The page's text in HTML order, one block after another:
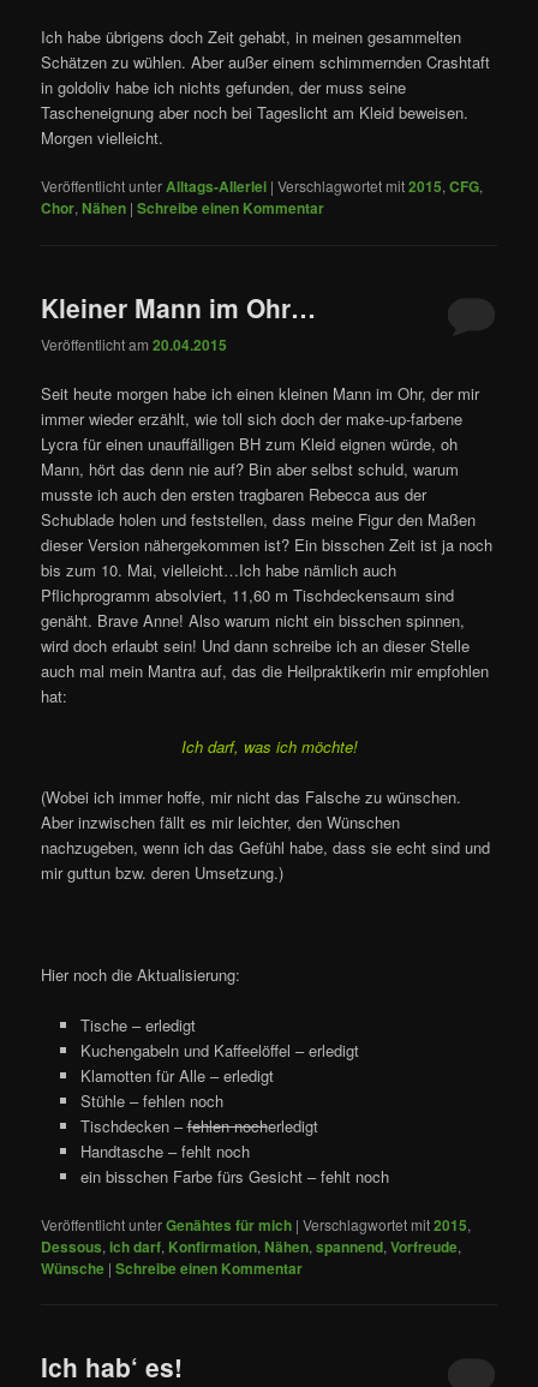
Ich habe übrigens doch Zeit gehabt, in meinen gesammelten
Schätzen zu wühlen. Aber außer einem schimmernden Crashtaft
in goldoliv habe ich nichts gefunden, der muss seine
Tascheneignung aber noch bei Tageslicht am Kleid beweisen.
Morgen vielleicht.
Veröffentlicht unterAlltags-Allerlei |Verschlagwortet mit2015,CFG,
Chor,Nähen |Schreibe einen Kommentar
Kleiner Mann im Ohr…
Veröffentlicht am20.04.2015
Seit heute morgen habe ich einen kleinen Mann im Ohr, der mir
immer wieder erzählt, wie toll sich doch der make-up-farbene
Lycra für einen unauffälligen BH zum Kleid eignen würde, oh
Mann, hört das denn nie auf? Bin aber selbst schuld, warum
musste ich auch den ersten tragbaren Rebecca aus der
Schublade holen und feststellen, dass meine Figur den Maßen
dieser Version nähergekommen ist? Ein bisschen Zeit ist ja noch
bis zum 10. Mai, vielleicht…Ich habe nämlich auch
Pflichprogramm absolviert, 11,60 m Tischdeckensaum sind
genäht. Brave Anne! Also warum nicht ein bisschen spinnen,
wird doch erlaubt sein! Und dann schreibe ich an dieser Stelle
auch mal mein Mantra auf, das die Heilpraktikerin mir empfohlen
hat:
Ich darf, was ich möchte!
(Wobei ich immer hoffe, mir nicht das Falsche zu wünschen.
Aber inzwischen fällt es mir leichter, den Wünschen
nachzugeben, wenn ich das Gefühl habe, dass sie echt sind und
mir guttun bzw. deren Umsetzung.)
Hier noch die Aktualisierung:
Tische – erledigt
Kuchengabeln und Kaffeelöffel – erledigt
Klamotten für Alle – erledigt
Stühle – fehlen noch
Tischdecken –fehlen nocherledigt
Handtasche – fehlt noch
ein bisschen Farbe fürs Gesicht – fehlt noch
Veröffentlicht unterGenähtes für mich |Verschlagwortet mit2015,
Dessous,ich darf, Konfirmation,Nähen,spannend,Vorfreude,
Wünsche |Schreibe einen Kommentar
Ich hab‘ es!